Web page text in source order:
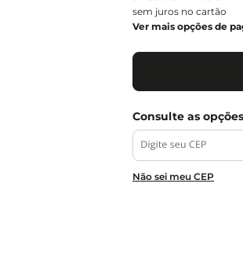
sem juros no cartão
Ver mais opções de
Não sei meu CEP